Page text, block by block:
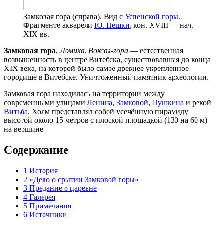
Замковая гора (справа). Вид с Успенской горы.
Фрагменте акварели Ю. Пешки, кон. XVIII — нач.
XIX вв.
Замковая гора,Ломиха, Воксал-гора — естественная
возвышенность в центре Витебска, существовавшая до конца
XIX века, на которой было самое древнее укрепленное
городище в Витебске. Уничтоженный памятник археологии.
Замковая гора находилась на территории между
современными улицами Ленина, Замковой, Пушкина и рекой
Витьба. Холм представлял собой усечённую пирамиду
высотой около 15 метров с плоской площадкой (130 на 60 м)
на вершине.
Содержание
1 История
2 «Дело о срытии Замковой горы»
3 Предание о царевне
4 Галерея
5 Примечания
6 Источники